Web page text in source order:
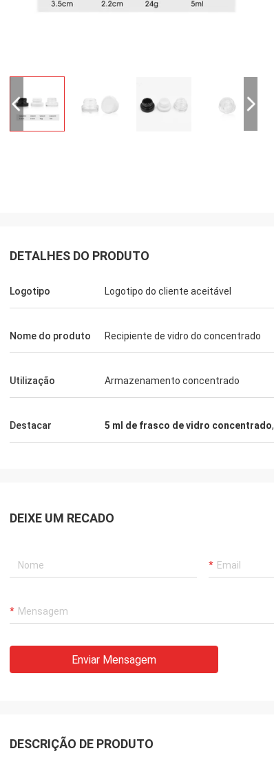
DETALHES DO PRODUTO
Logotipo Logotipo do cliente aceitável
Nome do produto Recipiente de vidro do concentrado
Utilização Armazenamento concentrado
Destacar 5 ml de frasco de vidro concentrado,
DEIXE UM RECADO
Enviar Mensagem
DESCRIÇÃO DE PRODUTO